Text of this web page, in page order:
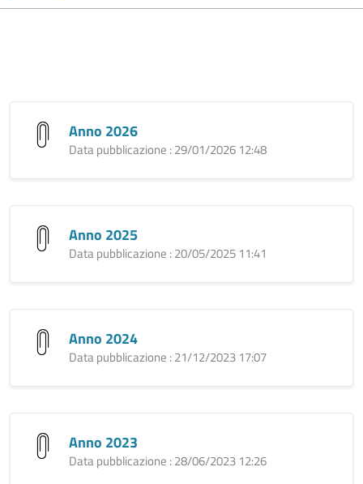
Anno 2026
Data pubblicazione : 29/01/2026 12:48
Anno 2025
Data pubblicazione : 20/05/2025 11:41
Anno 2024
Data pubblicazione : 21/12/2023 17:07
Anno 2023
Data pubblicazione : 28/06/2023 12:26